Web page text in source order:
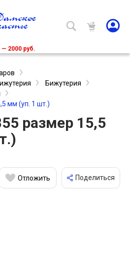
2000 руб.
Бижутерия
мм (уп. 1 шт.)
размер 15,5
Отложить Поделиться